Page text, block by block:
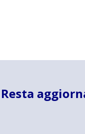
Resta